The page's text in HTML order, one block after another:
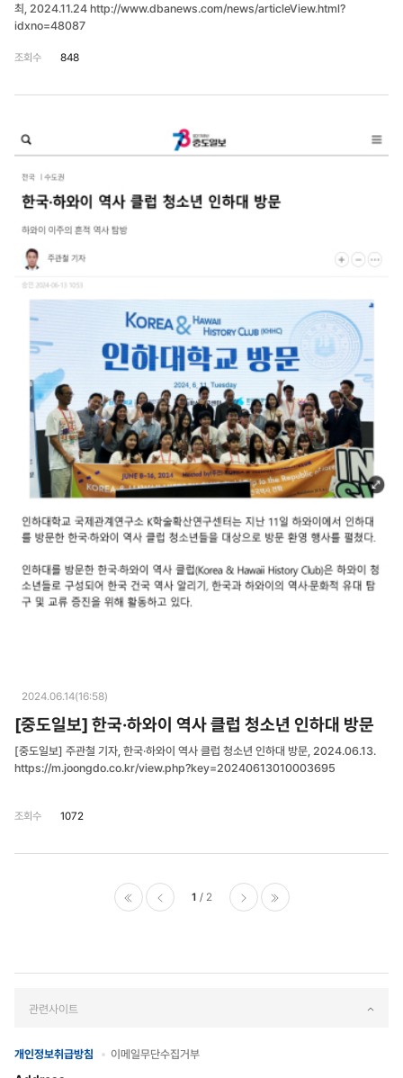
최, 2024.11.24 http://www.dbanews.com/news/articleView.html?
idxno=48087
조회수 848
2024.06.14(16:58)
[중도일보] 한국·하와이 역사 클럽 청소년 인하대 방문
[중도일보] 주관철 기자, 한국·하와이 역사 클럽 청소년 인하대 방문, 2024.06.13.
https://m.joongdo.co.kr/view.php?key=20240613010003695
조회수 1072
1 2
개인정보취급방침 이메일무단수집거부
관련사이트